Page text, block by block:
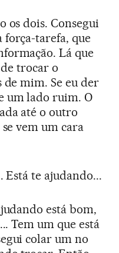
os dois. Consegui
tarefa, que
Lá que
trocar o
mim. Se eu der
um lado ruim. O
até o outro
vem um cara
Está te ajudando...
está bom,
Tem um que está
colar um no